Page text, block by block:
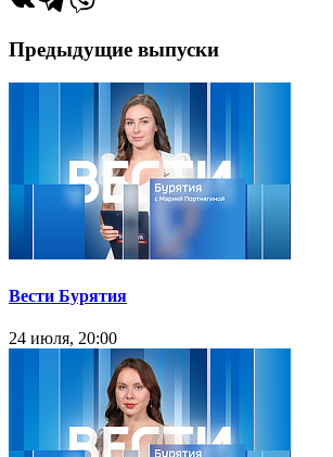
Предыдущие выпуски
Вести Бурятия
24 июля, 20:00